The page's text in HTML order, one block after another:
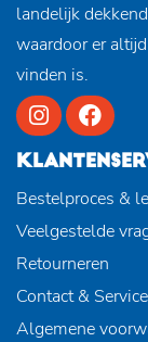
landelijk
waardoor er
vinden is.
Bestelproces &
Veelgestelde
Retourneren
Contact & Service
Algemene